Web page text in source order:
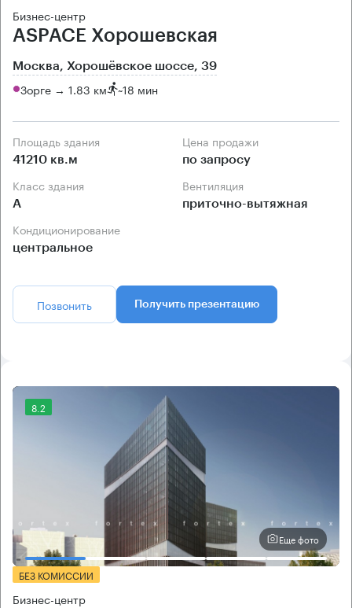
Бизнес-центр
ASPACE Хорошевская
Москва, Хорошёвское шоссе, 39
Зорге → 1.83 км ~18 мин
Площадь здания
41210 кв.м
Цена продажи
по запросу
Класс здания
А
Вентиляция
приточно-вытяжная
Кондиционирование
центральное
Позвонить Получить презентацию
8.2
Еще фото
БЕЗ КОМИССИИ
Бизнес-центр